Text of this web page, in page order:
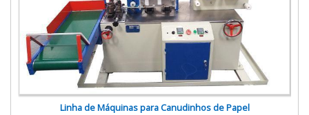
Linha de Máquinas para Canudinhos de Papel